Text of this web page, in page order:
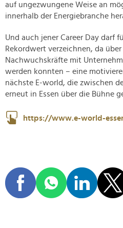
auf ungezwungene Weise an
innerhalb der Energiebranche
Und auch jener Career Day darf
Rekordwert verzeichnen, da
Nachwuchskräfte mit
werden konnten – eine
nächste E-world, die zwischen
erneut in Essen über die Bühne
https://www.e-world-